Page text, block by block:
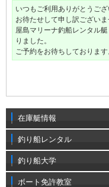
いつもご利用ありがとうござ
お待たせして申し訳ございま
屋島マリーナ釣船レンタル
りました。
ご予約をお待ちしております
在庫艇情報
釣り船レンタル
釣り船大学
ボート免許教室